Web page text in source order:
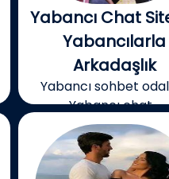
Yabancı Chat
Yabancılarla
Arkadaşlık
Yabancı sohbet
Yabancı chat...